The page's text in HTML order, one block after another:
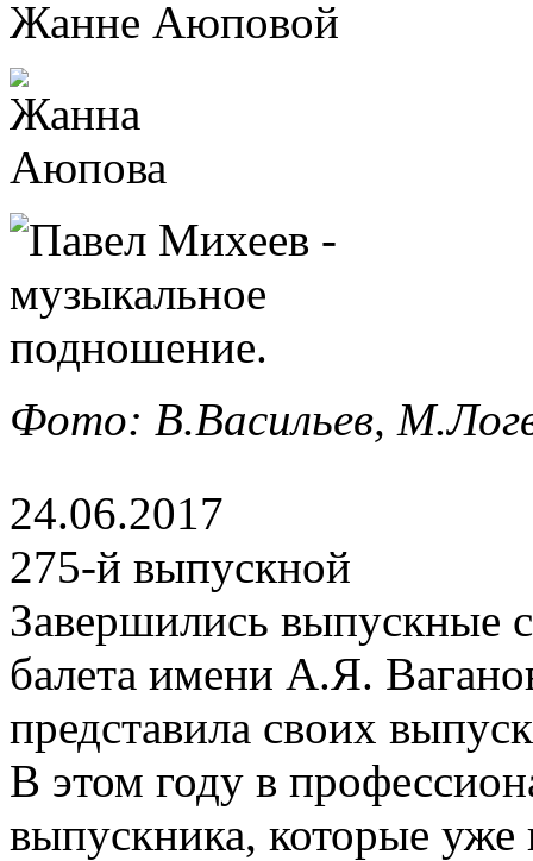
Фото: В.Васильев,
24.06.2017
275-й выпускной
Завершились выпускные
балета имени А.Я.
представила своих
В этом году в
выпускника, которые